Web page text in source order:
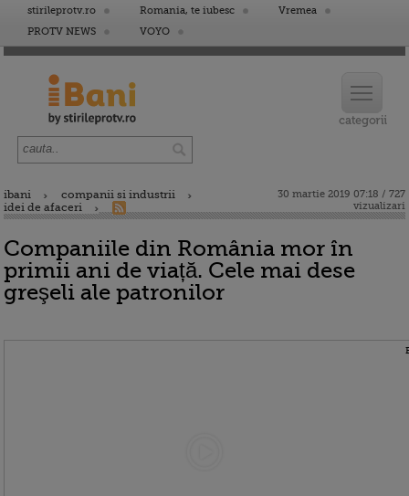
stirileprotv.ro Romania, te iubesc
Vremea
PROTV NEWS
VOYO
ibani
companii si industrii
idei de afaceri
30 martie 2019 07:18 / 727
vizualizari
Companiile din România mor în
primii ani de viață. Cele mai dese
greşeli ale patronilor